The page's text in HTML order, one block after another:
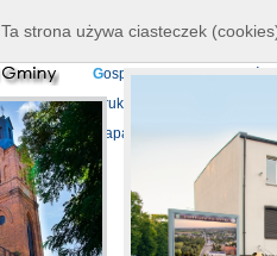
P
rojekty europejskie
Gospodarka
D ruki do pobrania
Mapa serwisu
Ta strona używa ciasteczek